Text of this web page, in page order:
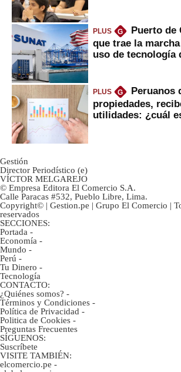
PLUS G
Puerto de
que trae la
uso de tecnología
PLUS G
Peruanos
propiedades,
utilidades: ¿cuál
Gestión
Director Periodístico (e)
VÍCTOR MELGAREJO
© Empresa Editora El Comercio S.A.
Calle Paracas #532, Pueblo Libre, Lima.
Copyright© | Gestion.pe | Grupo El Comercio |
reservados
SECCIONES:
Portada -
Economía -
Mundo -
Perú -
Tu Dinero -
Tecnología
CONTACTO:
¿Quiénes somos? -
Términos y Condiciones -
Política de Privacidad -
Politica de Cookies -
Preguntas Frecuentes
SÍGUENOS:
Suscríbete
VISITE TAMBIÉN:
elcomercio.pe -